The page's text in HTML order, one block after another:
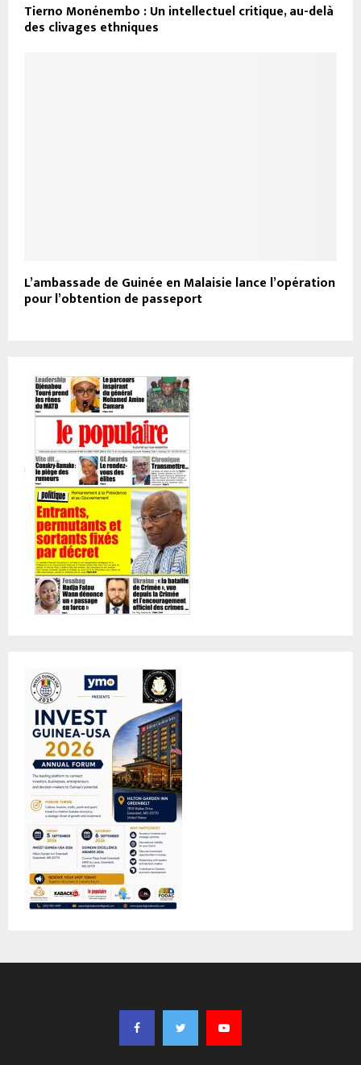
Tierno Monénembo : Un intellectuel critique, au-delà
des clivages ethniques
L’ambassade de Guinée en Malaisie lance l’opération
pour l’obtention de passeport